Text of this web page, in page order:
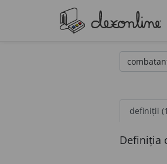
definiții
Definiția